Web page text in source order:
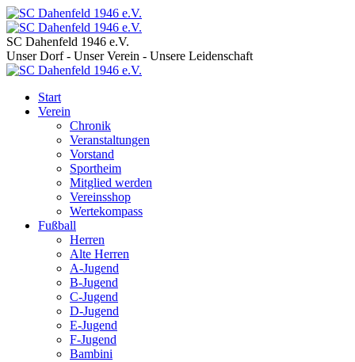
SC Dahenfeld 1946 e.V.
Unser Dorf - Unser Verein - Unsere Leidenschaft
Start
Verein
Chronik
Veranstaltungen
Vorstand
Sportheim
Mitglied werden
Vereinsshop
Wertekompass
Fußball
Herren
Alte Herren
A-Jugend
B-Jugend
C-Jugend
D-Jugend
E-Jugend
F-Jugend
Bambini